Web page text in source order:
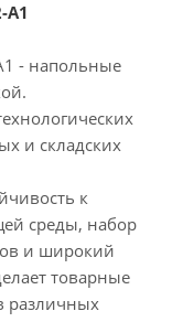
А1
- напольные
и складских
к
среды, набор
и широкий
товарные
различных